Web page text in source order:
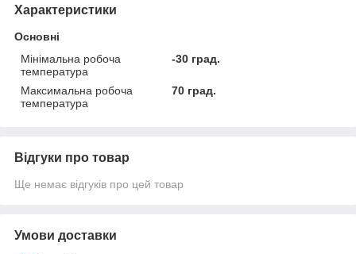
Характеристики
Основні
Мінімальна робоча
температура
-30 град.
Максимальна робоча
температура
70 град.
Відгуки про товар
Ще немає відгуків про цей товар
Умови доставки